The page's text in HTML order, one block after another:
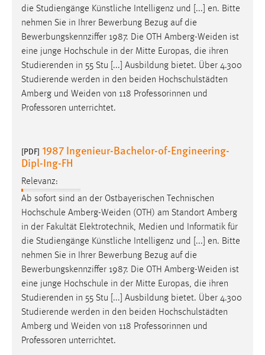
die Studiengänge Künstliche Intelligenz und [...] en. Bitte
nehmen Sie in Ihrer Bewerbung Bezug auf die
Bewerbungskennziffer 1987. Die OTH Amberg-Weiden ist
eine junge Hochschule in der Mitte Europas, die ihren
Studierenden in 55 Stu [...] Ausbildung bietet. Über 4.300
Studierende werden in den beiden Hochschulstädten
Amberg und Weiden von 118 Professorinnen und
Professoren unterrichtet.
[PDF] 1987 Ingenieur-Bachelor-of-Engineering-
Dipl-Ing-FH
Relevanz:
Ab sofort sind an der Ostbayerischen Technischen
Hochschule Amberg-Weiden (OTH) am Standort Amberg
in der Fakultät Elektrotechnik, Medien und Informatik für
die Studiengänge Künstliche Intelligenz und [...] en. Bitte
nehmen Sie in Ihrer Bewerbung Bezug auf die
Bewerbungskennziffer 1987. Die OTH Amberg-Weiden ist
eine junge Hochschule in der Mitte Europas, die ihren
Studierenden in 55 Stu [...] Ausbildung bietet. Über 4.300
Studierende werden in den beiden Hochschulstädten
Amberg und Weiden von 118 Professorinnen und
Professoren unterrichtet.